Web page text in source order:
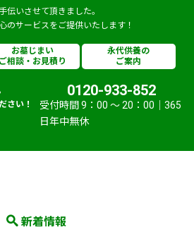
伝いさせて頂きました。
のサービスをご提供いたします！
お墓じまい
ご相談・お見積り
永代供養の
ご案内
さい！
0120-933-852
受付時間 9：00 〜 20：00｜365
日年中無休
新着情報